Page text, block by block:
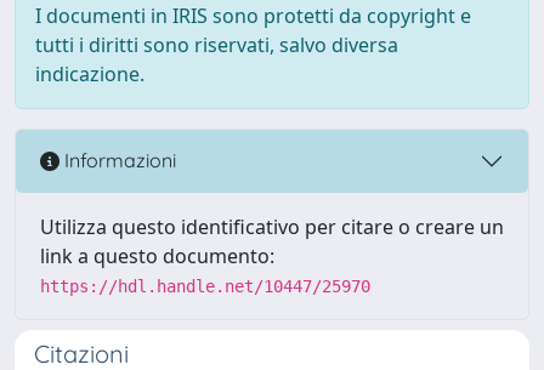
I documenti in IRIS sono protetti da copyright e
tutti i diritti sono riservati, salvo diversa
indicazione.
Informazioni
Utilizza questo identificativo per citare o creare un
link a questo documento:
https://hdl.handle.net/10447/25970
Citazioni